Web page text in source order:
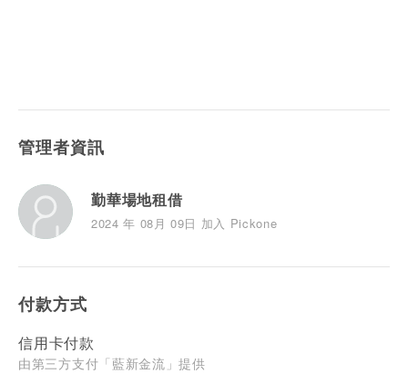
管理者資訊
勤華場地租借
2024 年 08月 09日 加入 Pickone
付款方式
信用卡付款
由第三方支付「藍新金流」提供